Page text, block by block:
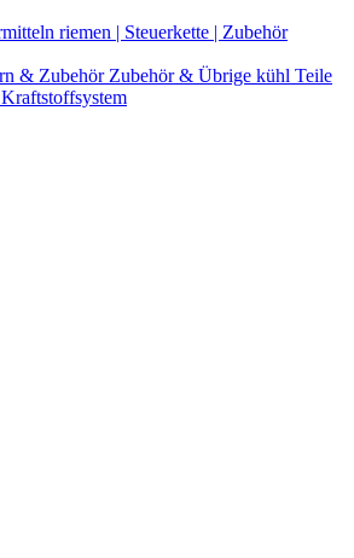
riemen | Steuerkette | Zubehör
& Zubehör Zubehör & Übrige kühl Teile